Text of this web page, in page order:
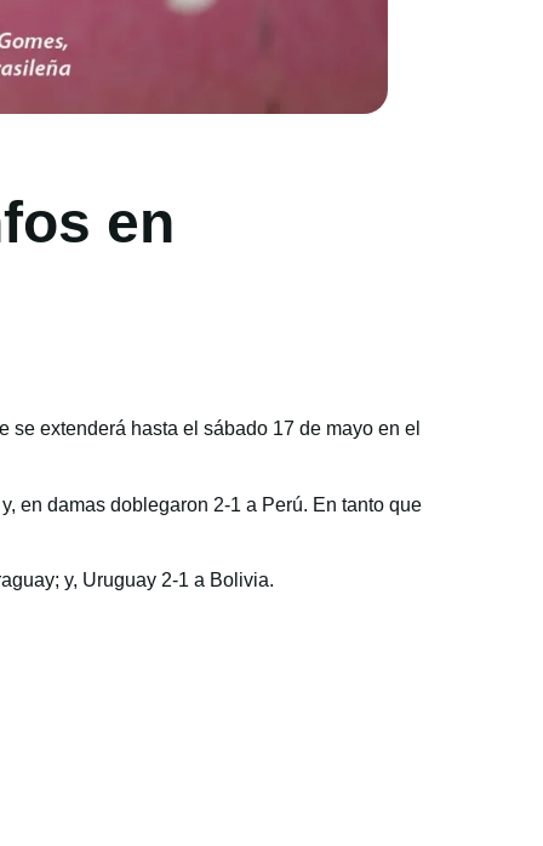
en
se extenderá hasta el sábado 17 de mayo en el
en damas doblegaron 2-1 a Perú. En tanto que
y, Uruguay 2-1 a Bolivia.